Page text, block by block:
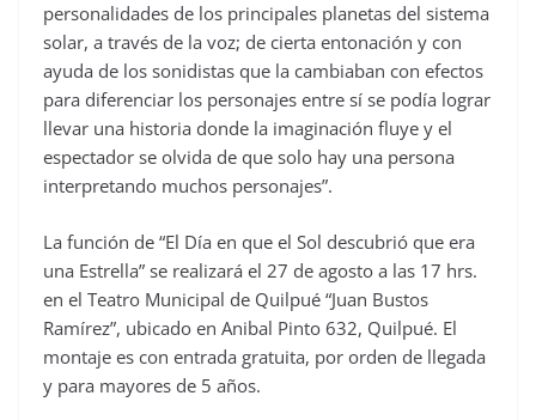
personalidades de los principales planetas del sistema
solar, a través de la voz; de cierta entonación y con
ayuda de los sonidistas que la cambiaban con efectos
para diferenciar los personajes entre sí se podía lograr
llevar una historia donde la imaginación fluye y el
espectador se olvida de que solo hay una persona
interpretando muchos personajes”.
La función de “El Día en que el Sol descubrió que era
una Estrella” se realizará el 27 de agosto a las 17 hrs.
en el Teatro Municipal de Quilpué “Juan Bustos
Ramírez”, ubicado en Anibal Pinto 632, Quilpué. El
montaje es con entrada gratuita, por orden de llegada
y para mayores de 5 años.